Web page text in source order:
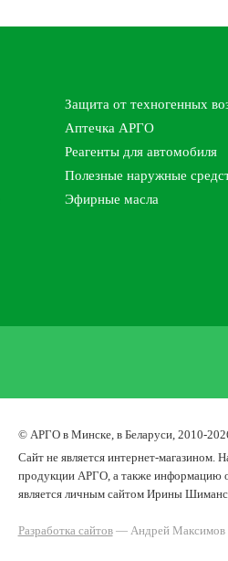
Защита от техногенных
Аптечка АРГО
Реагенты для автомобиля
Полезные наружные
Эфирные масла
© АРГО в Минске, в Беларуси, 2010-
Cайт не является интернет-магазином.
продукции АРГО, а также информацию
является личным сайтом Ирины
Разработка сайтов— Андрей Максимов